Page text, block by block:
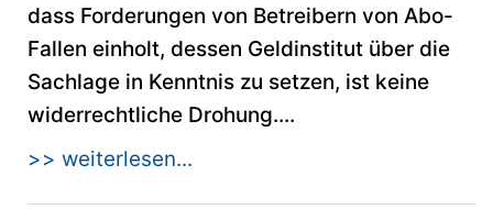
dass Forderungen von Betreibern von Abo-
Fallen einholt, dessen Geldinstitut über die
Sachlage in Kenntnis zu setzen, ist keine
widerrechtliche Drohung....
>> weiterlesen...